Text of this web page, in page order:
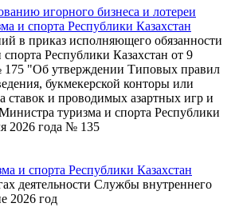
игорного бизнеса и лотереи
и спорта Республики Казахстан
в приказ исполняющего обязанности
Республики Казахстан от 9
175 "Об утверждении Типовых правил
букмекерской конторы или
ставок и проводимых азартных игр и
туризма и спорта Республики
2026 года № 135
и спорта Республики Казахстан
деятельности Службы внутреннего
2026 год